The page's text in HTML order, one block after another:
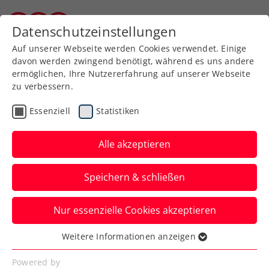
Zurück zur Newsübersicht
Turniere
Hochkarätige Besetzung
beim sportsbusiness.at
Breakfast Club
ÖTV-Präsident Martin Ohneberg diskutiert
bei den Erste Bank Open mit dem Who is
Who der Tennisszene.
Verfasst von: Manuel Wachta, 22.10.2024
Datenschutzeinstellungen
Auf unserer Webseite werden Cookies verwendet. Einige
davon werden zwingend benötigt, während es uns andere
ermöglichen, Ihre Nutzererfahrung auf unserer Webseite
zu verbessern.
Essenziell Statistiken
Alle akzeptieren
Speichern & schließen
Nur essenzielle Cookies akzeptieren
Essenziell
Essenzielle Cookies werden für grundlegende
Weitere Informationen anzeigen
Powered by